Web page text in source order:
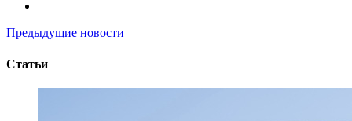
Предыдущие новости
Статьи